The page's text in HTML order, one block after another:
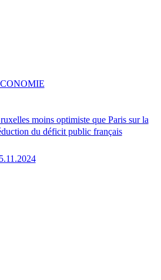
moins optimiste que Paris sur la
du déficit public français